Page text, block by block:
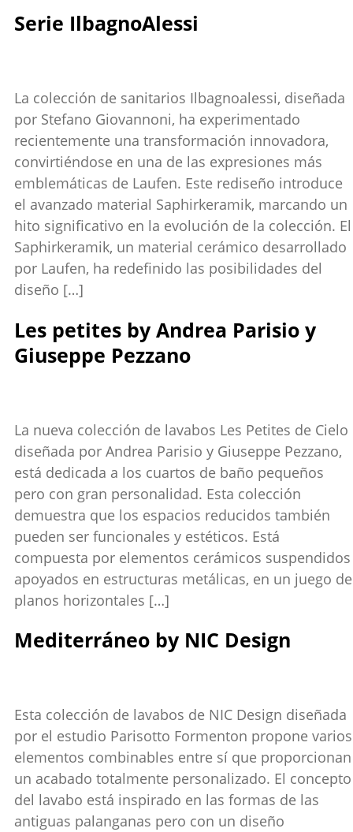
Serie IlbagnoAlessi
La colección de sanitarios Ilbagnoalessi, diseñada
por Stefano Giovannoni, ha experimentado
recientemente una transformación innovadora,
convirtiéndose en una de las expresiones más
emblemáticas de Laufen. Este rediseño introduce
el avanzado material Saphirkeramik, marcando un
hito significativo en la evolución de la colección. El
Saphirkeramik, un material cerámico desarrollado
por Laufen, ha redefinido las posibilidades del
diseño […]
Les petites by Andrea Parisio y
Giuseppe Pezzano
La nueva colección de lavabos Les Petites de Cielo
diseñada por Andrea Parisio y Giuseppe Pezzano,
está dedicada a los cuartos de baño pequeños
pero con gran personalidad. Esta colección
demuestra que los espacios reducidos también
pueden ser funcionales y estéticos. Está
compuesta por elementos cerámicos suspendidos
apoyados en estructuras metálicas, en un juego de
planos horizontales […]
Mediterráneo by NIC Design
Esta colección de lavabos de NIC Design diseñada
por el estudio Parisotto Formenton propone varios
elementos combinables entre sí que proporcionan
un acabado totalmente personalizado. El concepto
del lavabo está inspirado en las formas de las
antiguas palanganas pero con un diseño